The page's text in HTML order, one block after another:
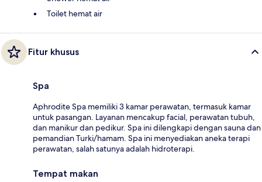
Toilet hemat air
Fitur khusus
Spa
Aphrodite Spa memiliki 3 kamar perawatan, termasuk kamar
untuk pasangan. Layanan mencakup facial, perawatan tubuh,
dan manikur dan pedikur. Spa ini dilengkapi dengan sauna dan
pemandian Turki/hamam. Spa ini menyediakan aneka terapi
perawatan, salah satunya adalah hidroterapi.
Tempat makan